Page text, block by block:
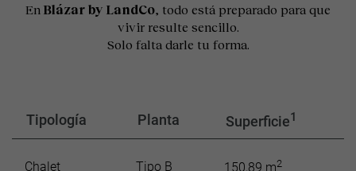
En Blázar by LandCo, todo está preparado para que
vivir resulte sencillo.
Solo falta darle tu forma.
Tipología Planta Superficie1
Chalet Tipo B 150,89 m2